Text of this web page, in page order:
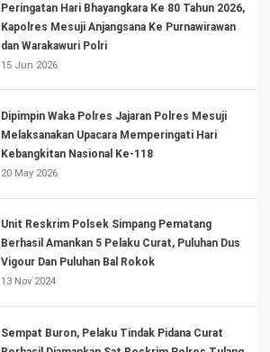
Peringatan Hari Bhayangkara Ke 80 Tahun 2026,
Kapolres Mesuji Anjangsana Ke Purnawirawan
dan Warakawuri Polri
15 Jun 2026
Dipimpin Waka Polres Jajaran Polres Mesuji
Melaksanakan Upacara Memperingati Hari
Kebangkitan Nasional Ke-118
20 May 2026
Unit Reskrim Polsek Simpang Pematang
Berhasil Amankan 5 Pelaku Curat, Puluhan Dus
Vigour Dan Puluhan Bal Rokok
13 Nov 2024
Sempat Buron, Pelaku Tindak Pidana Curat